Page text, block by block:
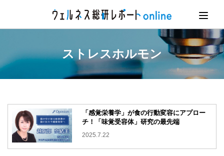
ストレスホルモン
「感覚栄養学」が食の行動変容にアプロー
チ！「味覚受容体」研究の最先端
2025.7.22